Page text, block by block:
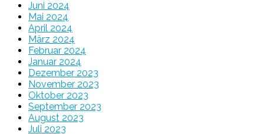
Juni 2024
Mai 2024
April 2024
März 2024
Februar 2024
Januar 2024
Dezember 2023
November 2023
Oktober 2023
September 2023
August 2023
Juli 2023